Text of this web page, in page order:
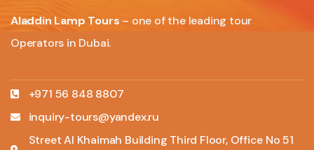
Aladdin Lamp Tours – one of the leading tour
Operators in Dubai.
+971 56 848 8807
inquiry-tours@yandex.ru
Street Al Khaimah Building Third Floor, Office No 51